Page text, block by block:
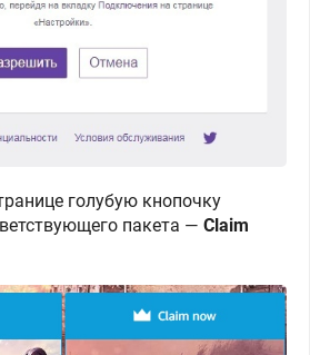
голубую кнопочку
пакета — Claim